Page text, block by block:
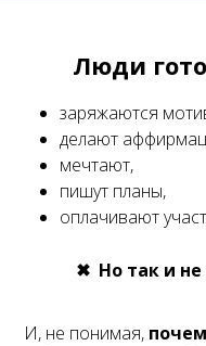
Люди
заряжаются
делают
мечтают,
пишут планы,
оплачивают
Но так и
И, не понимая,